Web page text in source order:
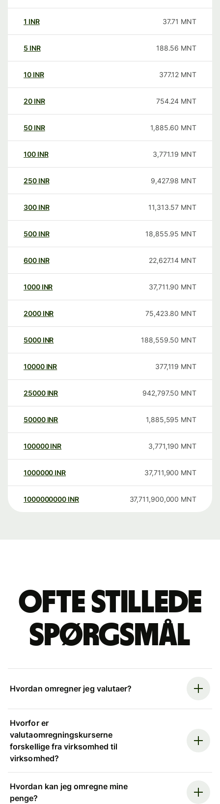
1 INR 37.71 MNT
5 INR 188.56 MNT
10 INR 377.12 MNT
20 INR 754.24 MNT
50 INR 1,885.60 MNT
100 INR 3,771.19 MNT
250 INR 9,427.98 MNT
300 INR 11,313.57 MNT
500 INR 18,855.95 MNT
600 INR 22,627.14 MNT
1000 INR 37,711.90 MNT
2000 INR 75,423.80 MNT
5000 INR 188,559.50 MNT
10000 INR 377,119 MNT
25000 INR 942,797.50 MNT
50000 INR 1,885,595 MNT
100000 INR 3,771,190 MNT
1000000 INR 37,711,900 MNT
1000000000 INR 37,711,900,000 MNT
Ofte stillede
spørgsmål
Hvordan omregner jeg valutaer?
Hvorfor er
valutaomregningskurserne
forskellige fra virksomhed til
virksomhed?
Hvordan kan jeg omregne mine
penge?